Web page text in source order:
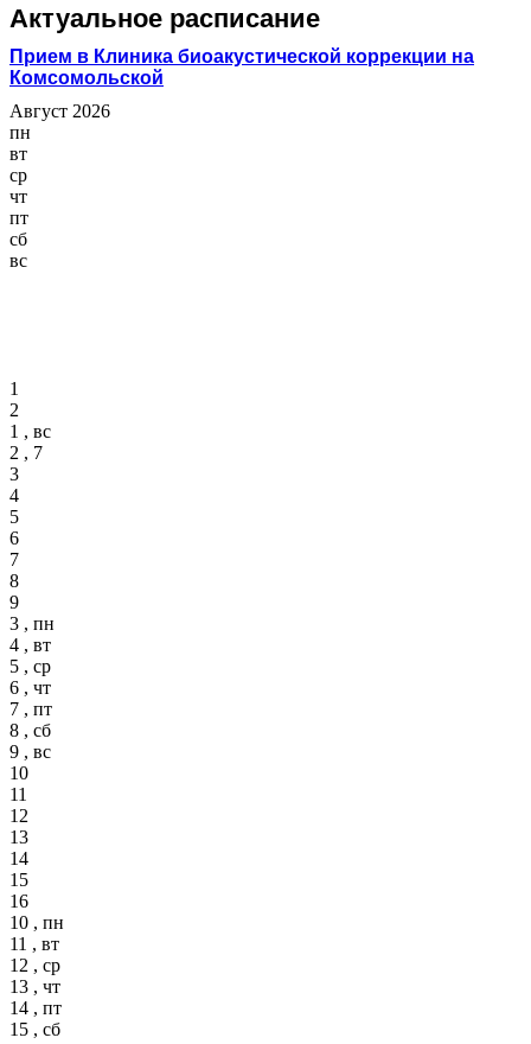
Актуальное расписание
Прием в Клиника биоакустической коррекции на
Комсомольской
Август 2026
пн
вт
ср
чт
пт
сб
вс
1
2
1 , вс
2 , 7
3
4
5
6
7
8
9
3 , пн
4 , вт
5 , ср
6 , чт
7 , пт
8 , сб
9 , вс
10
11
12
13
14
15
16
10 , пн
11 , вт
12 , ср
13 , чт
14 , пт
15 , сб